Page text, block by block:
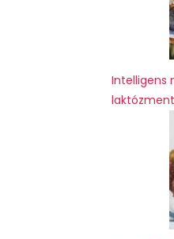
Intelligens